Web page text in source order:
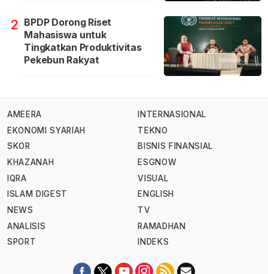
2 BPDP Dorong Riset
Mahasiswa untuk
Tingkatkan Produktivitas
Pekebun Rakyat
AMEERA
EKONOMI SYARIAH
SKOR
KHAZANAH
IQRA
ISLAM DIGEST
NEWS
ANALISIS
SPORT
INTERNASIONAL
TEKNO
BISNIS FINANSIAL
ESGNOW
VISUAL
ENGLISH
TV
RAMADHAN
INDEKS